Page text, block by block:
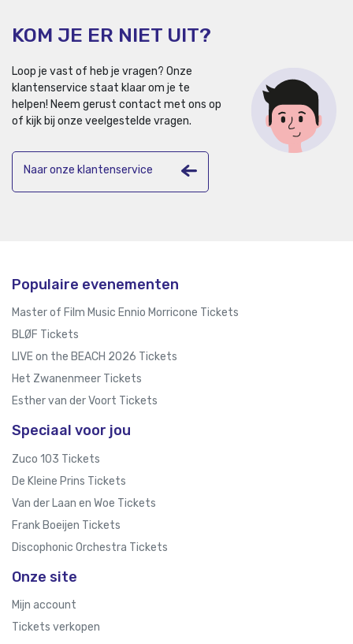
KOM JE ER NIET UIT?
Loop je vast of heb je vragen? Onze
klantenservice staat klaar om je te
helpen! Neem gerust contact met ons op
of kijk bij onze veelgestelde vragen.
Naar onze klantenservice
Populaire evenementen
Master of Film Music Ennio Morricone Tickets
BLØF Tickets
LIVE on the BEACH 2026 Tickets
Het Zwanenmeer Tickets
Esther van der Voort Tickets
Speciaal voor jou
Zuco 103 Tickets
De Kleine Prins Tickets
Van der Laan en Woe Tickets
Frank Boeijen Tickets
Discophonic Orchestra Tickets
Onze site
Mijn account
Tickets verkopen